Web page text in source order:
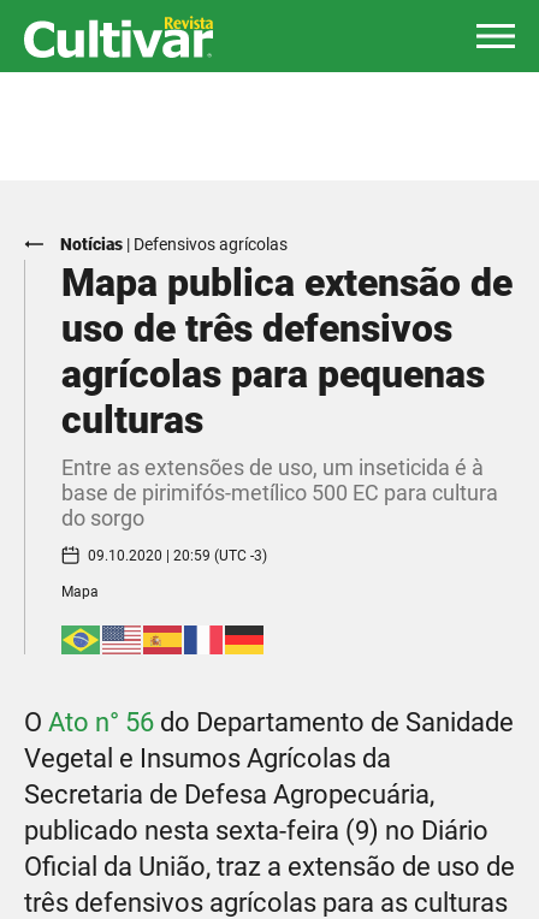
Notícias | Defensivos agrícolas
Mapa publica extensão de
uso de três defensivos
agrícolas para pequenas
culturas
Entre as extensões de uso, um inseticida é à
base de pirimifós-metílico 500 EC para cultura
do sorgo
09.10.2020 | 20:59 (UTC -3)
Mapa
O Ato n° 56 do Departamento de Sanidade
Vegetal e Insumos Agrícolas da
Secretaria de Defesa Agropecuária,
publicado nesta sexta-feira (9) no Diário
Oficial da União, traz a extensão de uso de
três defensivos agrícolas para as culturas